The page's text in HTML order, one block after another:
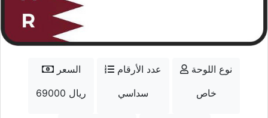
السعر
69000 ريال
عدد الأرقام
سداسي
نوع اللوحة
خاص